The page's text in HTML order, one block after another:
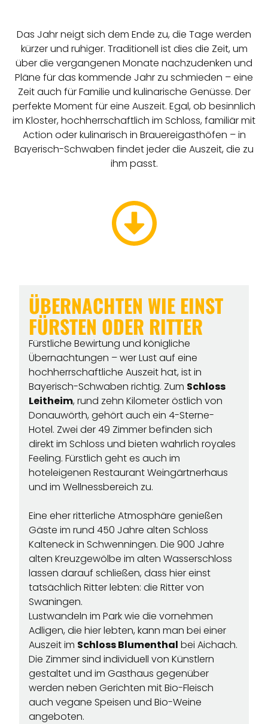
Das Jahr neigt sich dem Ende zu, die Tage werden
kürzer und ruhiger. Traditionell ist dies die Zeit, um
über die vergangenen Monate nachzudenken und
Pläne für das kommende Jahr zu schmieden – eine
Zeit auch für Familie und kulinarische Genüsse. Der
perfekte Moment für eine Auszeit. Egal, ob besinnlich
im Kloster, hochherrschaftlich im Schloss, familiär mit
Action oder kulinarisch in Brauereigasthöfen – in
Bayerisch-Schwaben findet jeder die Auszeit, die zu
ihm passt.
ÜBERNACHTEN WIE EINST
FÜRSTEN ODER RITTER
Fürstliche Bewirtung und königliche
Übernachtungen – wer Lust auf eine
hochherrschaftliche Auszeit hat, ist in
Bayerisch-Schwaben richtig. Zum Schloss
Leitheim, rund zehn Kilometer östlich von
Donauwörth, gehört auch ein 4-Sterne-
Hotel. Zwei der 49 Zimmer befinden sich
direkt im Schloss und bieten wahrlich royales
Feeling. Fürstlich geht es auch im
hoteleigenen Restaurant Weingärtnerhaus
und im Wellnessbereich zu.
Eine eher ritterliche Atmosphäre genießen
Gäste im rund 450 Jahre alten Schloss
Kalteneckin Schwenningen. Die 900 Jahre
alten Kreuzgewölbe im alten Wasserschloss
lassen darauf schließen, dass hier einst
tatsächlich Ritter lebten: die Ritter von
Swaningen.
Lustwandeln im Park wie die vornehmen
Adligen, die hier lebten, kann man bei einer
Auszeit im Schloss Blumenthal bei Aichach.
Die Zimmer sind individuell von Künstlern
gestaltet und im Gasthaus gegenüber
werden neben Gerichten mit Bio-Fleisch
auch vegane Speisen und Bio-Weine
angeboten.